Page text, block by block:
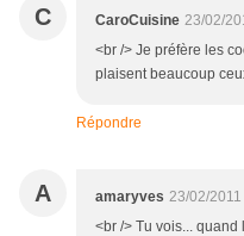
C CaroCuisine 23/02/
<br /> Je préfère les
plaisent beaucoup
Répondre
A amaryves 23/02/
<br /> Tu vois...